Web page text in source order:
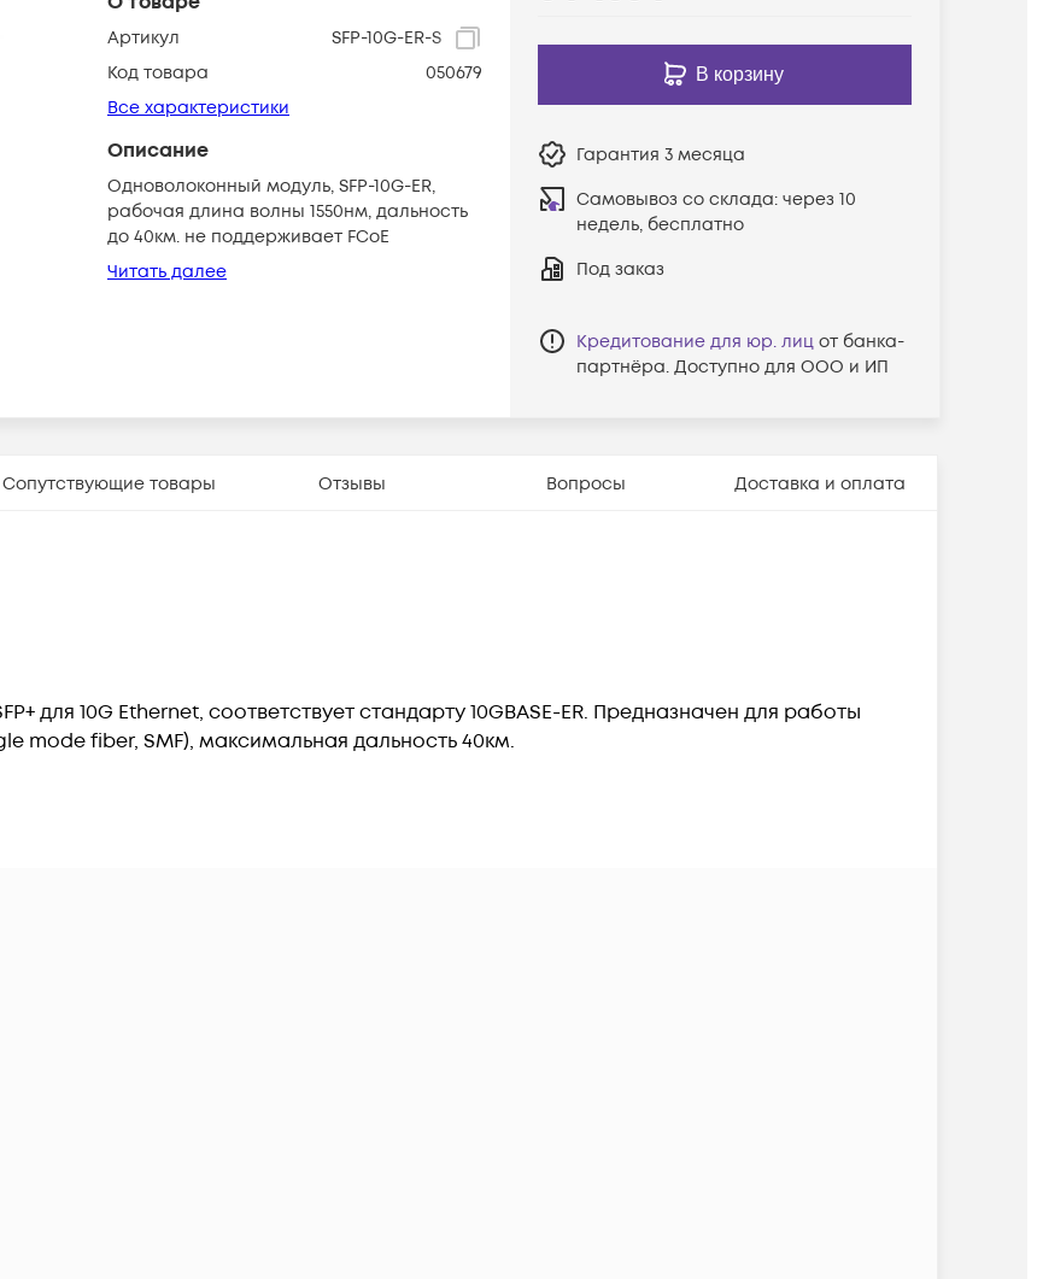
Артикул
SFP-10G-ER-S
Код товара
050679
Все характеристики
Описание
Одноволоконный модуль, SFP-10G-ER,
рабочая длина волны 1550нм, дальность
до 40км. не поддерживает FCoE
Читать далее
В корзину
Гарантия 3 месяца
Самовывоз со склада: через 10
недель, бесплатно
Под заказ
Кредитование для юр. лиц от банка-
партнёра. Доступно для ООО и ИП
Сопутствующие товары Отзывы Вопросы Доставка и оплата
для 10G Ethernet, соответствует стандарту 10GBASE-ER. Предназначен для работы
mode fiber, SMF), максимальная дальность 40км.